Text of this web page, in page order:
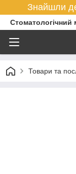
Знайшли
Стоматологічний
Товари та